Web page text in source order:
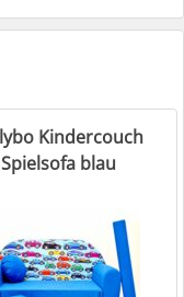
Kindercouch
Spielsofa blau